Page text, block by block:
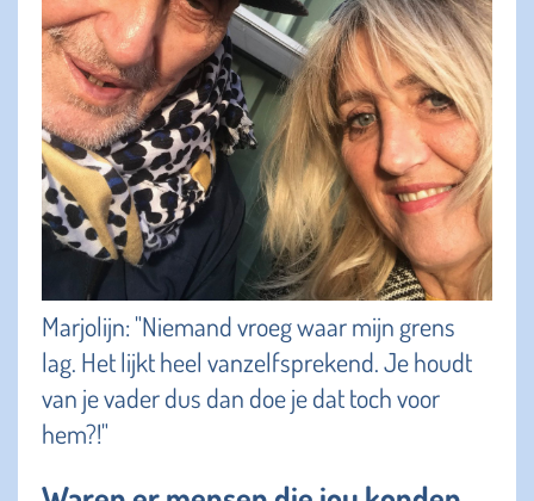
Marjolijn: "Niemand vroeg waar mijn grens
lag. Het lijkt heel vanzelfsprekend. Je houdt
van je vader dus dan doe je dat toch voor
hem?!"